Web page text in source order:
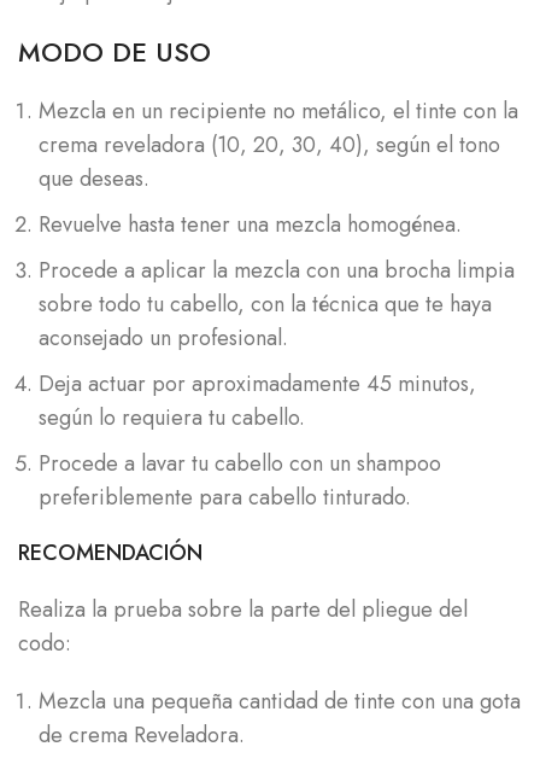
MODO DE USO
Mezcla en un recipiente no metálico, el tinte con la
crema reveladora (10, 20, 30, 40), según el tono
que deseas.
Revuelve hasta tener una mezcla homogénea.
Procede a aplicar la mezcla con una brocha limpia
sobre todo tu cabello, con la técnica que te haya
aconsejado un profesional.
Deja actuar por aproximadamente 45 minutos,
según lo requiera tu cabello.
Procede a lavar tu cabello con un shampoo
preferiblemente para cabello tinturado.
RECOMENDACIÓN
Realiza la prueba sobre la parte del pliegue del
codo:
Mezcla una pequeña cantidad de tinte con una gota
de crema Reveladora.